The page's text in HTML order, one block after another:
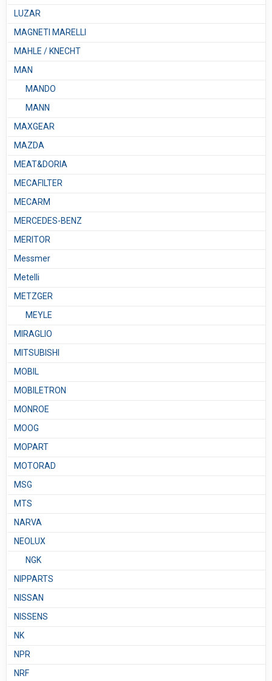
LUZAR
MAGNETI MARELLI
MAHLE / KNECHT
MAN
MANDO
MANN
MAXGEAR
MAZDA
MEAT&DORIA
MECAFILTER
MECARM
MERCEDES-BENZ
MERITOR
Messmer
Metelli
METZGER
MEYLE
MIRAGLIO
MITSUBISHI
MOBIL
MOBILETRON
MONROE
MOOG
MOPART
MOTORAD
MSG
MTS
NARVA
NEOLUX
NGK
NIPPARTS
NISSAN
NISSENS
NK
NPR
NRF